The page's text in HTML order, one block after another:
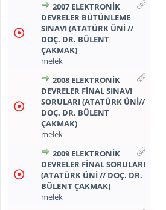
2007 ELEKTRONİK
DEVRELER BÜTÜNLEME
SINAVI (ATATÜRK ÜNİ //
DOÇ. DR. BÜLENT
ÇAKMAK)
melek
2008 ELEKTRONİK
DEVRELER FİNAL SINAVI
SORULARI (ATATÜRK ÜNİ//
DOÇ. DR. BÜLENT
ÇAKMAK)
melek
2009 ELEKTRONİK
DEVRELER FİNAL SORULARI
(ATATÜRK ÜNİ // DOÇ. DR.
BÜLENT ÇAKMAK)
melek